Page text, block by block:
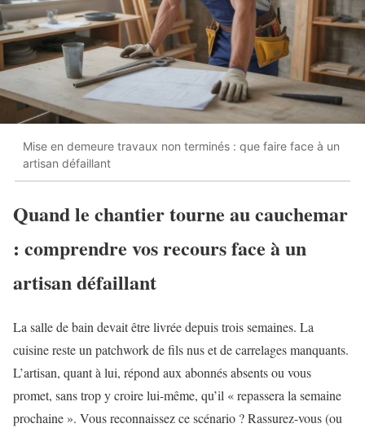
Mise en demeure travaux non terminés : que faire face à un
artisan défaillant
Quand le chantier tourne au cauchemar
: comprendre vos recours face à un
artisan défaillant
La salle de bain devait être livrée depuis trois semaines. La
cuisine reste un patchwork de fils nus et de carrelages manquants.
L’artisan, quant à lui, répond aux abonnés absents ou vous
promet, sans trop y croire lui-même, qu’il « repassera la semaine
prochaine ». Vous reconnaissez ce scénario ? Rassurez-vous (ou